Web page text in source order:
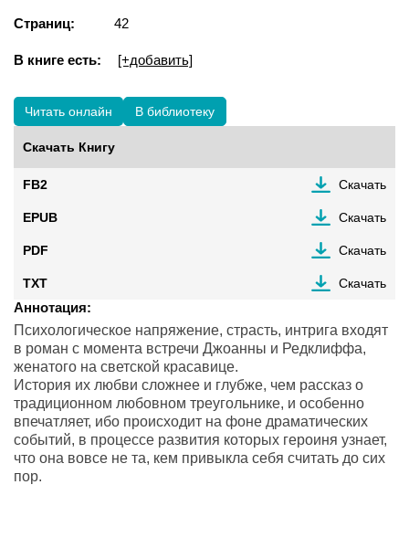
Страниц: 42
В книге есть: [+добавить]
Читать онлайн В библиотеку
Скачать Книгу
FB2 Скачать
EPUB Скачать
PDF Скачать
TXT Скачать
Аннотация:
Психологическое напряжение, страсть, интрига входят
в роман с момента встречи Джоанны и Редклиффа,
женатого на светской красавице.
История их любви сложнее и глубже, чем рассказ о
традиционном любовном треугольнике, и особенно
впечатляет, ибо происходит на фоне драматических
событий, в процессе развития которых героиня узнает,
что она вовсе не та, кем привыкла себя считать до сих
пор.